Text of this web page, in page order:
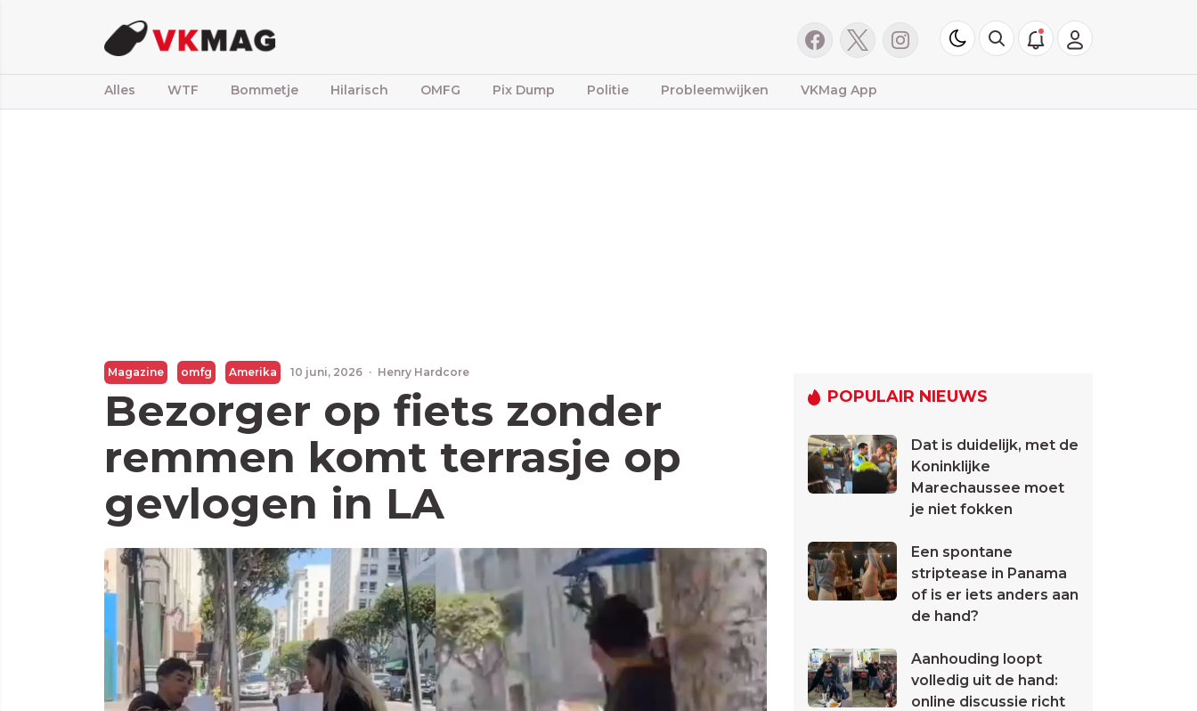
Alles WTF Bommetje Hilarisch OMFG Pix Dump Politie Probleemwijken VKMag App
Magazine omfg Amerika 10 juni, 2026 · Henry Hardcore
Bezorger op fiets zonder
remmen komt terrasje op
gevlogen in LA
POPULAIR NIEUWS
Dat is duidelijk, met de
Koninklijke
Marechaussee moet
je niet fokken
Een spontane
striptease in Panama
of is er iets anders aan
de hand?
Aanhouding loopt
volledig uit de hand:
online discussie richt